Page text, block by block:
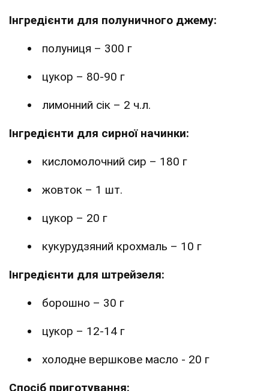
Інгредієнти для полуничного джему:
полуниця – 300 г
цукор – 80-90 г
лимонний сік – 2 ч.л.
Інгредієнти для сирної начинки:
кисломолочний сир – 180 г
жовток – 1 шт.
цукор – 20 г
кукурудзяний крохмаль – 10 г
Інгредієнти для штрейзеля:
борошно – 30 г
цукор – 12-14 г
холодне вершкове масло - 20 г
Спосіб приготування: